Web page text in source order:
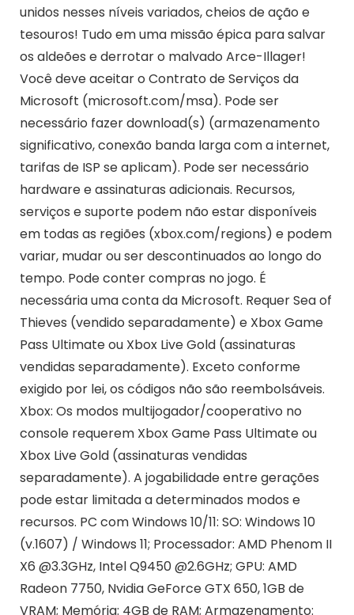
unidos nesses níveis variados, cheios de ação e
tesouros! Tudo em uma missão épica para salvar
os aldeões e derrotar o malvado Arce-Illager!
Você deve aceitar o Contrato de Serviços da
Microsoft (microsoft.com/msa). Pode ser
necessário fazer download(s) (armazenamento
significativo, conexão banda larga com a internet,
tarifas de ISP se aplicam). Pode ser necessário
hardware e assinaturas adicionais. Recursos,
serviços e suporte podem não estar disponíveis
em todas as regiões (xbox.com/regions) e podem
variar, mudar ou ser descontinuados ao longo do
tempo. Pode conter compras no jogo. É
necessária uma conta da Microsoft. Requer Sea of
Thieves (vendido separadamente) e Xbox Game
Pass Ultimate ou Xbox Live Gold (assinaturas
vendidas separadamente). Exceto conforme
exigido por lei, os códigos não são reembolsáveis.
Xbox: Os modos multijogador/cooperativo no
console requerem Xbox Game Pass Ultimate ou
Xbox Live Gold (assinaturas vendidas
separadamente). A jogabilidade entre gerações
pode estar limitada a determinados modos e
recursos. PC com Windows 10/11: SO: Windows 10
(v.1607) / Windows 11; Processador: AMD Phenom II
X6 @3.3GHz, Intel Q9450 @2.6GHz; GPU: AMD
Radeon 7750, Nvidia GeForce GTX 650, 1GB de
VRAM; Memória: 4GB de RAM; Armazenamento: